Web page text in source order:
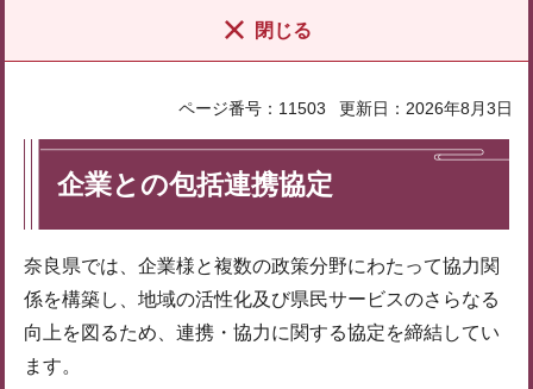
閉じる
ページ番号：11503 更新日：2026年8月3日
企業との包括連携協定
奈良県では、企業様と複数の政策分野にわたって協力関
係を構築し、地域の活性化及び県民サービスのさらなる
向上を図るため、連携・協力に関する協定を締結してい
ます。